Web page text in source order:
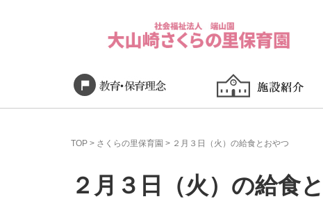
TOP > さくらの里保育園 > ２月３日（火）の給食とおやつ
２月３日（火）の給食